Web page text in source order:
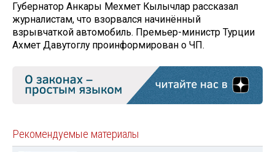
Губернатор Анкары Мехмет Кылычлар рассказал
журналистам, что взорвался начинённый
взрывчаткой автомобиль. Премьер-министр Турции
Ахмет Давутоглу проинформирован о ЧП.
Рекомендуемые материалы